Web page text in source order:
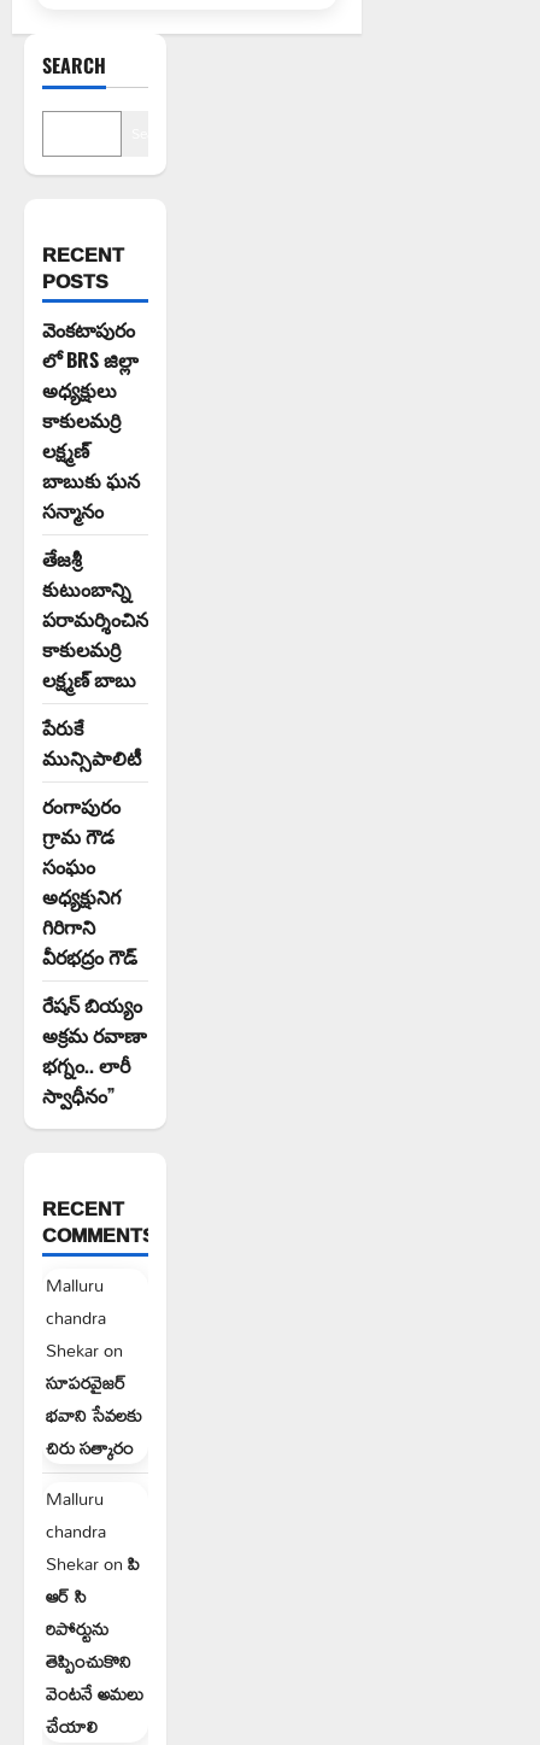
SEARCH
RECENT
POSTS
వెంకటాపురం
లో BRS జిల్లా
అధ్యక్షులు
కాకులమర్రి
లక్ష్మణ్
బాబుకు ఘన
సన్మానం
తేజశ్రీ
కుటుంబాన్ని
పరామర్శించిన
కాకులమర్రి
లక్ష్మణ్ బాబు
పేరుకే
మున్సిపాలిటీ
రంగాపురం
గ్రామ గౌడ
సంఘం
అధ్యక్షునిగ
గిరిగాని
వీరభద్రం గౌడ్
రేషన్ బియ్యం
అక్రమ రవాణా
భగ్నం.. లారీ
స్వాధీనం”
RECENT
COMMENTS
Malluru
chandra
Shekaron
సూపరవైజర్
భవాని సేవలకు
చిరు సత్కారం
Malluru
chandra
Shekaronపి
ఆర్ సి
రిపోర్టును
తెప్పించుకొని
వెంటనే అమలు
చేయాలి